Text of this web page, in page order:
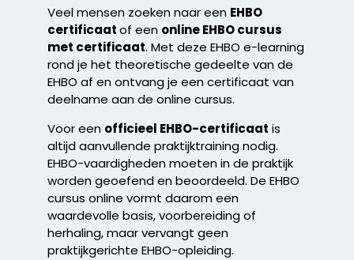
Veel mensen zoeken naar een EHBO
certificaatof een online EHBO cursus
met certificaat. Met deze EHBO e-learning
rond je het theoretische gedeelte van de
EHBO af en ontvang je een certificaat van
deelname aan de online cursus.
Voor een officieel EHBO-certificaat is
altijd aanvullende praktijktraining nodig.
EHBO-vaardigheden moeten in de praktijk
worden geoefend en beoordeeld. De EHBO
cursus online vormt daarom een
waardevolle basis, voorbereiding of
herhaling, maar vervangt geen
praktijkgerichte EHBO-opleiding.